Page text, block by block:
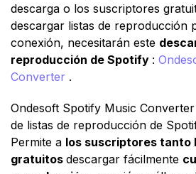
descarga o los suscriptores
descargar listas de reproducción
conexión, necesitarán este
reproducción de Spotify :
Converter .
Ondesoft Spotify Music
de listas de reproducción de
Permite a los suscriptores tanto
gratuitos descargar fácilmente